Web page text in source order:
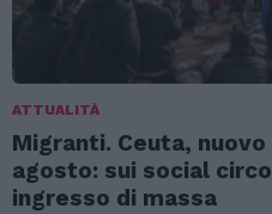
ATTUALITÀ
Migranti. Ceuta,
agosto: sui social
ingresso di massa